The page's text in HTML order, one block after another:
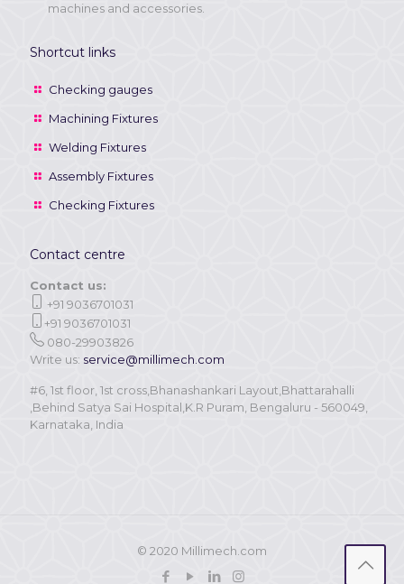
machines and accessories.
Shortcut links
Checking gauges
Machining Fixtures
Welding Fixtures
Assembly Fixtures
Checking Fixtures
Contact centre
Contact us:
+91 9036701031
+91 9036701031
080-29903826
Write us: service@millimech.com
#6, 1st floor, 1st cross,Bhanashankari Layout,Bhattarahalli
,Behind Satya Sai Hospital,K.R Puram, Bengaluru - 560049,
Karnataka, India
© 2020 Millimech.com